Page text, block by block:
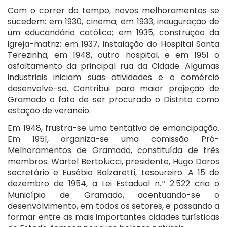
Com o correr do tempo, novos melhoramentos se
sucedem: em 1930, cinema; em 1933, inauguração de
um educandário católico; em 1935, construção da
igreja-matriz; em 1937, instalação do Hospital Santa
Terezinha; em 1948, outro hospital, e em 1951 o
asfaltamento da principal rua da Cidade. Algumas
industriais iniciam suas atividades e o comércio
desenvolve-se. Contribui para maior projeção de
Gramado o fato de ser procurado o Distrito como
estação de veraneio.
Em 1948, frustra-se uma tentativa de emancipação.
Em 1951, organiza-se uma comissão Pró-
Melhoramentos de Gramado, constituída de três
membros: Wartel Bertolucci, presidente, Hugo Daros
secretário e Eusébio Balzaretti, tesoureiro. A 15 de
dezembro de 1954, a Lei Estadual n.º 2.522 cria o
Município de Gramado, acentuando-se o
desenvolvimento, em todos os setores, e passando a
formar entre as mais importantes cidades turísticas